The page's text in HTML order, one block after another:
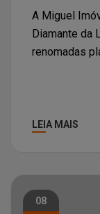
A Miguel
Diamante da
renomadas
LEIA MAIS
08